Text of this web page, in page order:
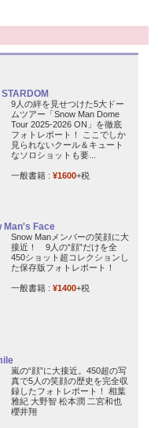
9人の絆を見せつけた5大ドー
ムツアー「Snow Man Dome
Tour 2025-2026 ON」を徹底
フォトレポート！ ここでしか
見られないクール＆キュート
なソロショットも要...
一般書籍 : ¥1600+税
Man's Face
Snow Manメンバーの笑顔に大
接近！ 9人の“顔”だけを全
450ショット超コレクションし
た保存版フォトレポート！
一般書籍 : ¥1400+税
嵐の“顔”に大接近。450超の写
真で5人の笑顔の歴史を完全収
録したフォトレポート！ 相葉
雅紀 大野智 松本潤 二宮和也
櫻井翔